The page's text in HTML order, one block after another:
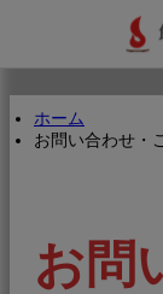
ホーム
お問い合わせ・
お問店舗